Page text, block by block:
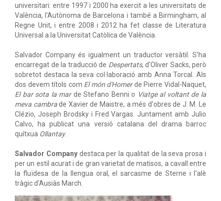
universitari: entre 1997 i 2000 ha exercit a les universitats de
València, l'Autònoma de Barcelona i també a Birmingham, al
Regne Unit, i entre 2008 i 2012 ha fet classe de Literatura
Universal a la Universitat Catòlica de València.
Salvador Company és igualment un traductor versàtil. S'ha
encarregat de la traducció de Despertats, d'Oliver Sacks, però
sobretot destaca la seva col·laboració amb Anna Torcal. Als
dos devem títols com El món d'Homerde Pierre Vidal-Naquet,
El bar sota la marde Stefano Benni o Viatge al voltant de la
meva cambrade Xavier de Maistre, a més d'obres de J. M. Le
Clézio, Joseph Brodsky i Fred Vargas. Juntament amb Julio
Calvo, ha publicat una versió catalana del drama barroc
quítxua Ollantay.
Salvador Companydestaca per la qualitat de la seva prosa i
per un estil acurat i de gran varietat de matisos, a cavall entre
la fluïdesa de la llengua oral, el sarcasme de Sterne i l'alè
tràgic d'Ausiàs March.